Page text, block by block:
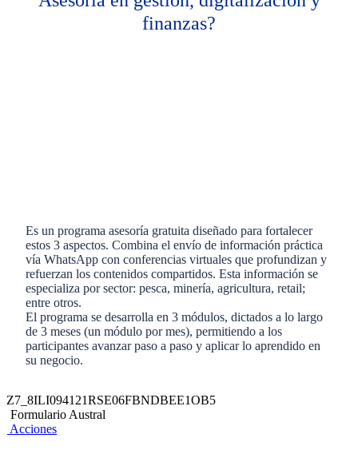
Es un programa asesoría gratuita diseñado para fortalecer
estos 3 aspectos. Combina el envío de información práctica
vía WhatsApp con conferencias virtuales que profundizan y
refuerzan los contenidos compartidos. Esta información se
especializa por sector: pesca, minería, agricultura, retail;
entre otros.​
El programa se desarrolla en 3 módulos, dictados a lo largo
de 3 meses (un módulo por mes), permitiendo a los
participantes avanzar paso a paso y aplicar lo aprendido en
su negocio.
finanzas?
Z7_8ILI094121RSE06FBNDBEE1OB5
Formulario Austral
Acciones